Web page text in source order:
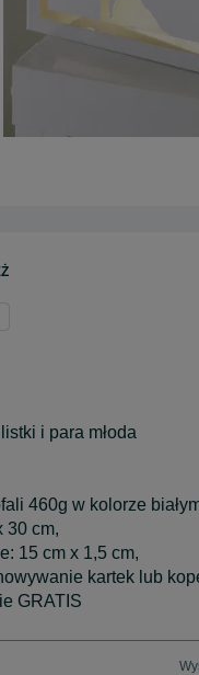
i para młoda
460g w kolorze
30 cm,
15 cm x 1,5 cm,
kartek lub
GRATIS